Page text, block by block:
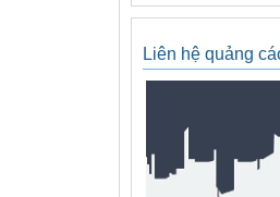
Liên hệ quảng